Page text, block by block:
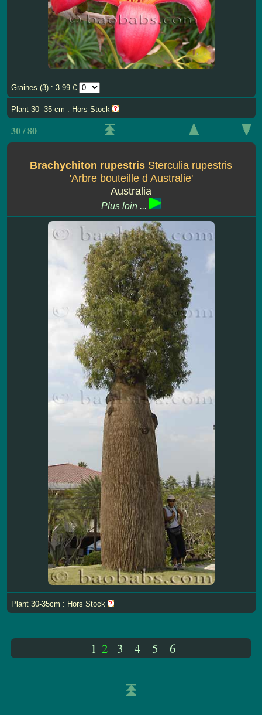
Graines (3) : 3.99 €
Plant 30 -35 cm : Hors Stock
30 / 80
Brachychiton rupestris Sterculia rupestris
'Arbre bouteille d Australie'
Australia
Plus loin ...
Plant 30-35cm : Hors Stock
1 2 3 4 5 6